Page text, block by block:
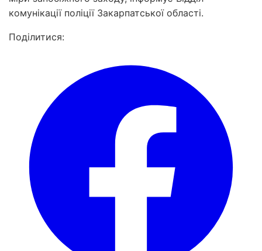
комунікації поліції Закарпатської області.
Поділитися: